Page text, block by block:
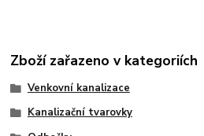
Zboží zařazeno v kategoriích
Venkovní kanalizace
Kanalizační tvarovky